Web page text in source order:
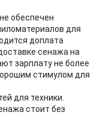
обеспечен
для
доплата
сенажа на
зарплату не более
стимулом для
для техники.
стоит без